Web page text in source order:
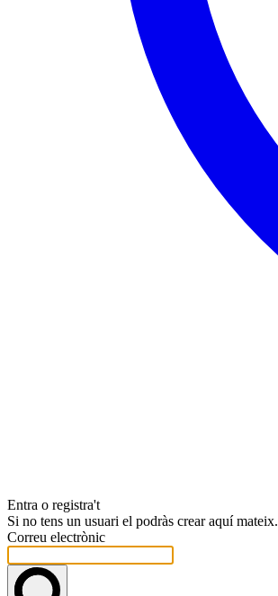
Entra o registra't
Si no tens un usuari el podràs crear aquí mateix.
Correu electrònic